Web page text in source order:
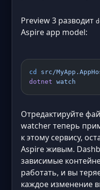
Preview 3 разводит
Aspire app model:
cd
src/
dotnet watch
Отредактируйте
watcher теперь
к этому сервису,
Aspire живым.
зависимые
работать, и вы
каждое изменение